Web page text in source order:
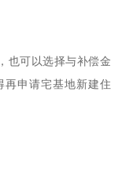
也可以选择与补偿金
申请宅基地新建住